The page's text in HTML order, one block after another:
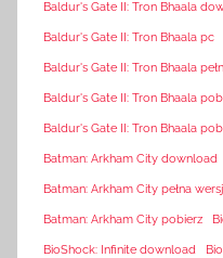
Baldur's Gate II: Tron Bhaala
Baldur's Gate II: Tron Bhaala pc
Baldur's Gate II: Tron Bhaala
Baldur's Gate II: Tron Bhaala
Baldur's Gate II: Tron Bhaala
Batman: Arkham City download
Batman: Arkham City pełna
Batman: Arkham City pobierz
BioShock: Infinite download